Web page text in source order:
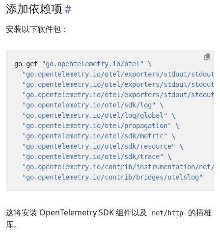
添加依赖项
安装以下软件包：
go get "go.opentelemetry.io/otel"
"go.opentelemetry.io/otel/exporters/stdout/
"go.opentelemetry.io/otel/exporters/stdout/
"go.opentelemetry.io/otel/exporters/stdout/
"go.opentelemetry.io/otel/sdk/log"
"go.opentelemetry.io/otel/log/global"
"go.opentelemetry.io/otel/propagation"
"go.opentelemetry.io/otel/sdk/metric"
"go.opentelemetry.io/otel/sdk/resource"
"go.opentelemetry.io/otel/sdk/trace"
"go.opentelemetry.io/contrib/instrumentation/
"go.opentelemetry.io/contrib/bridges/otelslog"
这将安装 OpenTelemetry SDK 组件以及 net/http
的插桩
库。